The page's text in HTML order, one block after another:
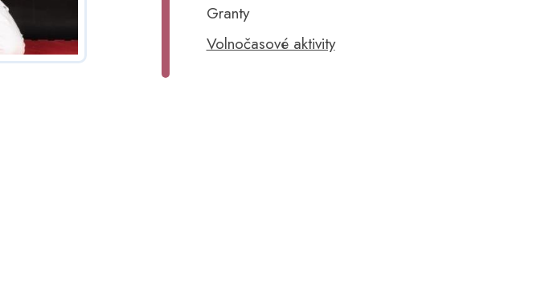
Granty
Volnočasové aktivity